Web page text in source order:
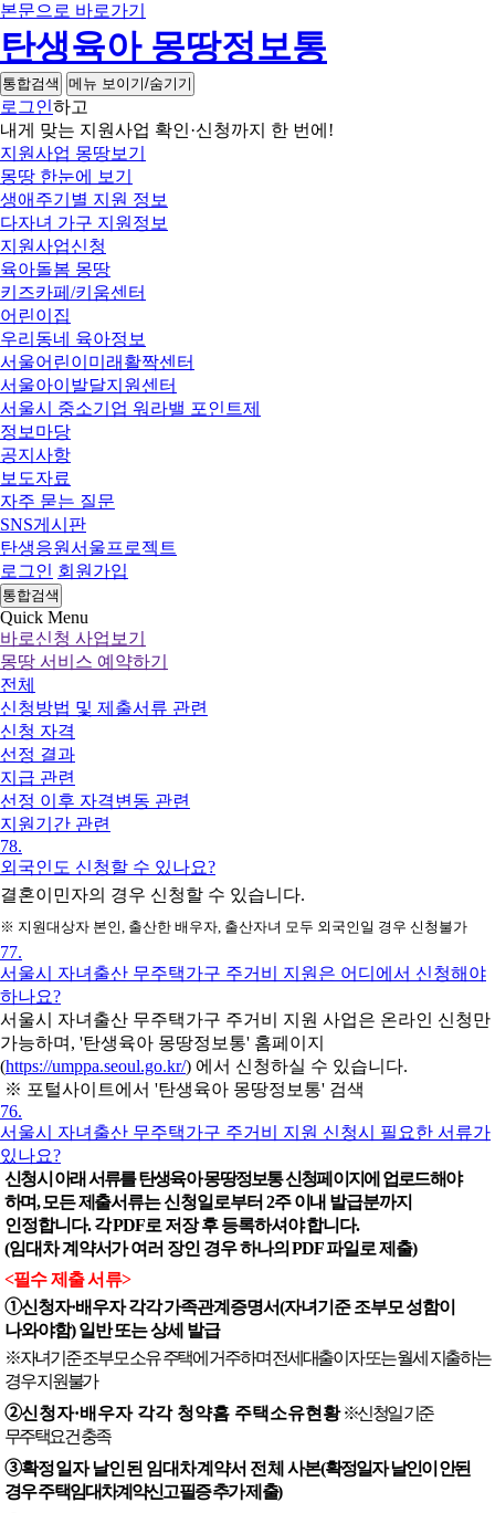
본문으로 바로가기
탄생육아 몽땅정보통
통합검색 메뉴 보이기/숨기기
로그인하고
내게 맞는 지원사업 확인·신청까지 한 번에!
지원사업 몽땅보기
몽땅 한눈에 보기
생애주기별 지원 정보
다자녀 가구 지원정보
지원사업신청
육아돌봄 몽땅
키즈카페/키움센터
어린이집
우리동네 육아정보
서울어린이미래활짝센터
서울아이발달지원센터
서울시 중소기업 워라밸 포인트제
정보마당
공지사항
보도자료
자주 묻는 질문
SNS게시판
탄생응원서울프로젝트
로그인 회원가입
통합검색
Quick Menu
바로신청 사업보기
몽땅 서비스 예약하기
전체
신청방법 및 제출서류 관련
신청 자격
선정 결과
지급 관련
선정 이후 자격변동 관련
지원기간 관련
78.
외국인도 신청할 수 있나요?
결혼이민자의 경우 신청할 수 있습니다.
※ 지원대상자 본인, 출산한 배우자, 출산자녀 모두 외국인일 경우 신청불가
77.
서울시 자녀출산 무주택가구 주거비 지원은 어디에서 신청해야
하나요?
서울시 자녀출산 무주택가구 주거비 지원 사업은 온라인 신청만
가능하며, '탄생육아 몽땅정보통' 홈페이지
(https://umppa.seoul.go.kr/) 에서 신청하실 수 있습니다.
※ 포털사이트에서 '탄생육아 몽땅정보통' 검색
76.
서울시 자녀출산 무주택가구 주거비 지원 신청시 필요한 서류가
있나요?
신청시 아래 서류를 탄생육아 몽땅정보통 신청페이지에 업로드해야
하며, 모든 제출서류는 신청일로부터 2주 이내 발급분까지
인정합니다.각PDF로 저장 후 등록하셔야 합니다.
(임대차 계약서가 여러 장인 경우 하나의PDF파일로 제출)
<필수 제출 서류>
➀신청자·배우자 각각 가족관계증명서(자녀기준 조부모 성함이
나와야함)일반 또는 상세 발급
※자녀기준 조부모 소유 주택에 거주하며 전세대출이자 또는 월세 지출하는
경우 지원불가
➁신청자·배우자 각각 청약홈 주택소유현황 ※신청일 기준
무주택요건 충족
➂확정일자 날인된 임대차계약서 전체 사본(확정일자 날인이 안된
경우 주택임대차계약신고필증 추가 제출)